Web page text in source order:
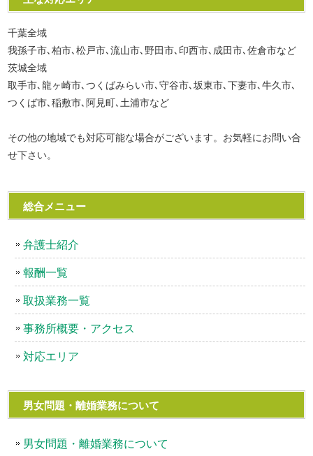
千葉全域
我孫子市､柏市､松戸市､流山市､野田市､印西市､成田市､佐倉市など
茨城全域
取手市､龍ヶ崎市､つくばみらい市､守谷市､坂東市､下妻市､牛久市､
つくば市､稲敷市､阿見町､土浦市など
その他の地域でも対応可能な場合がございます。お気軽にお問い合
せ下さい。
総合メニュー
弁護士紹介
報酬一覧
取扱業務一覧
事務所概要・アクセス
対応エリア
男女問題・離婚業務について
男女問題・離婚業務について